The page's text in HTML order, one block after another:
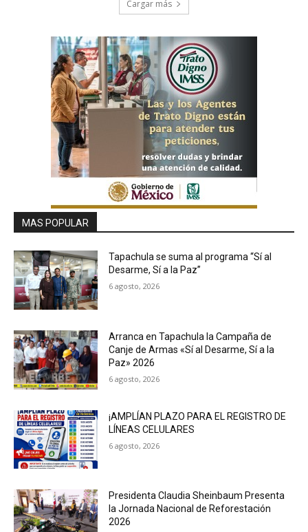
Cargar más
MAS POPULAR
Tapachula se suma al programa “Sí al
Desarme, Sí a la Paz”
6 agosto, 2026
Arranca en Tapachula la Campaña de
Canje de Armas «Sí al Desarme, Sí a la
Paz» 2026
6 agosto, 2026
¡AMPLÍAN PLAZO PARA EL REGISTRO DE
LÍNEAS CELULARES
6 agosto, 2026
Presidenta Claudia Sheinbaum Presenta
la Jornada Nacional de Reforestación
2026